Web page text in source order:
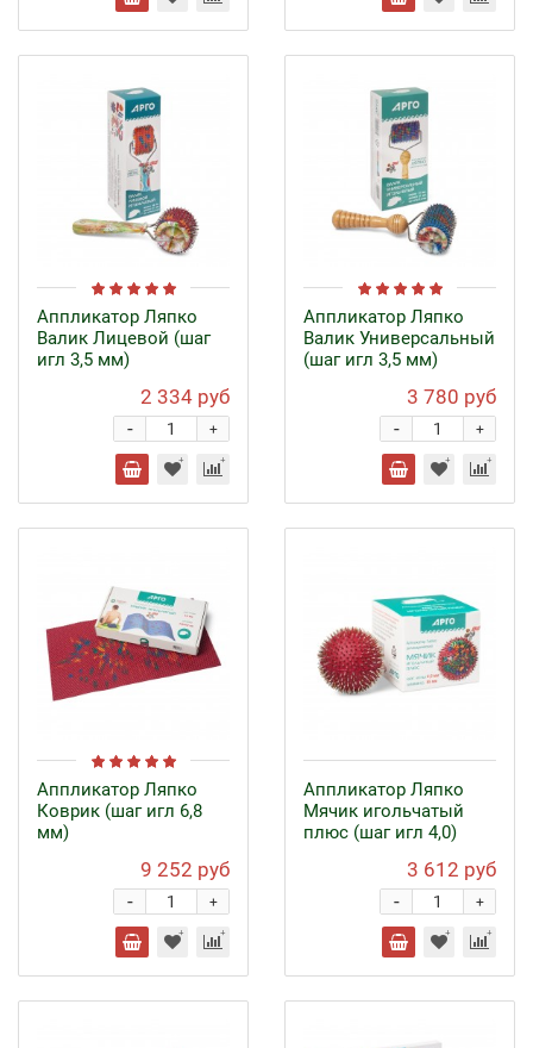
Аппликатор Ляпко
Валик Лицевой (шаг
игл 3,5 мм)
2 334 руб
+
-
Аппликатор Ляпко
Валик Универсальный
(шаг игл 3,5 мм)
3 780 руб
+
-
Аппликатор Ляпко
Коврик (шаг игл 6,8
мм)
9 252 руб
+
-
Аппликатор Ляпко
Мячик игольчатый
плюс (шаг игл 4,0)
3 612 руб
+
-